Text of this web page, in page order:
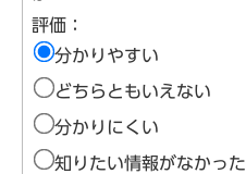
評価：
分かりやすい
どちらともいえない
分かりにくい
知りたい情報がなかった